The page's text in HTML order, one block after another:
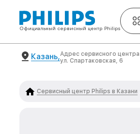
Официальный сервисный центр Philips
Казань,Адрес сервисного центра
ул. Спартаковская, 6
Сервисный центр Philips в Казани